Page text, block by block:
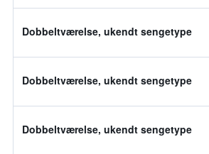
Dobbeltværelse, ukendt sengetype
Dobbeltværelse, ukendt sengetype
Dobbeltværelse, ukendt sengetype